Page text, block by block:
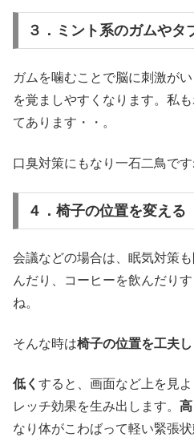
３．ミント系のガムやタ
ガムを噛むことで脳に刺激が
を覚ましやすくなります。私
てあります・・。
口臭対策にもなり一石二鳥です
４．椅子の位置を変える
会議などの場合は、眠気対策
んだり、コーヒーを飲んだり
ね。
そんな時は椅子の位置を工夫し
低く すると、画面など上を見
レッチ効果を生み出します。 高
なり体がこわばって軽い緊張